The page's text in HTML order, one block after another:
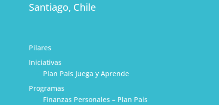
Santiago, Chile
Pilares
Iniciativas
Plan País Juega y Aprende
Programas
Finanzas Personales – Plan País